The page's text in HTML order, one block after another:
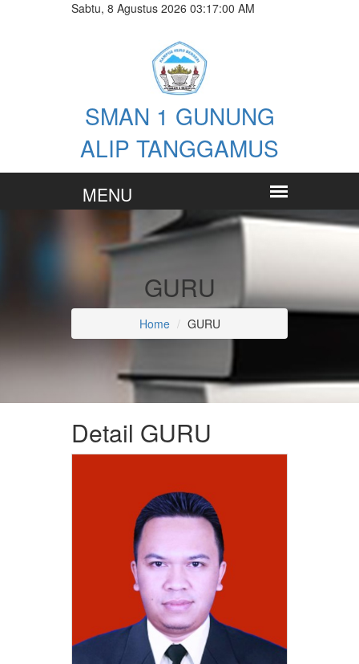
Sabtu, 8 Agustus 2026 03:17:01 AM
SMAN 1 GUNUNG
ALIP TANGGAMUS
GURU
Home GURU
Detail GURU